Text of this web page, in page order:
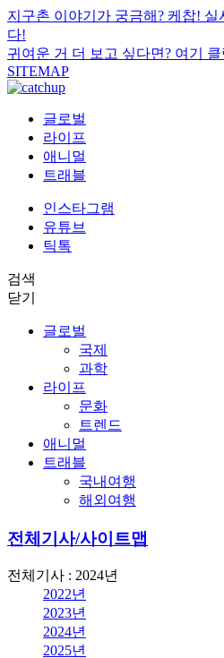
지구촌 이야기가 궁금해? 케찹! 실
다!
귀여운 거 더 보고 싶다면? 여기 클
SITEMAP
글로벌
라이프
애니멀
트래블
인스타그램
유튜브
틱톡
검색
닫기
글로벌
국제
과학
라이프
문화
트렌드
애니멀
트래블
국내여행
해외여행
전체기사/사이트맵
전체기사 : 2024년
2022년
2023년
2024년
2025년